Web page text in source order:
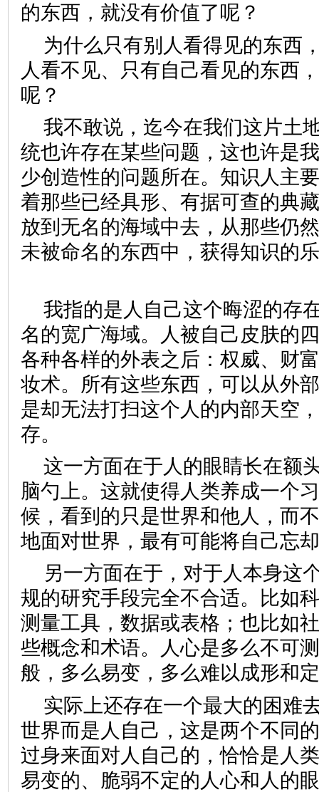
的东西，就没有价值了呢？
为什么只有别人看得见的东西
人看不见、只有自己看见的东西
呢？
我不敢说，迄今在我们这片土
统也许存在某些问题，这也许是
少创造性的问题所在。知识人主
着那些已经具形、有据可查的典
放到无名的海域中去，从那些仍
未被命名的东西中，获得知识的
我指的是人自己这个晦涩的存
名的宽广海域。人被自己皮肤的
各种各样的外表之后：权威、财
妆术。所有这些东西，可以从外
是却无法打扫这个人的内部天空
存。
这一方面在于人的眼睛长在额
脑勺上。这就使得人类养成一个
候，看到的只是世界和他人，而
地面对世界，最有可能将自己
另一方面在于，对于人本身这
规的研究手段完全不合适。比如
测量工具，数据或表格；也比如
些概念和术语。人心是多么不可
般，多么易变，多么难以成形
实际上还存在一个最大的困难
世界而是人自己，这是两个不同
过身来面对人自己的，恰恰是人
易变的、脆弱不定的人心和人的